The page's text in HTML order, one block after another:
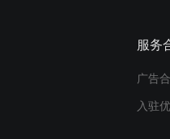
周边视
服务
广告
入驻